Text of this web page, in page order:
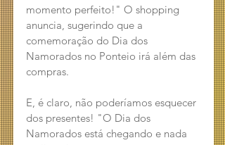
momento perfeito!" O shopping
anuncia, sugerindo que a
comemoração do Dia dos
Namorados no Ponteio irá além das
compras.
E, é claro, não poderíamos esquecer
dos presentes! "O Dia dos
Namorados está chegando e nada